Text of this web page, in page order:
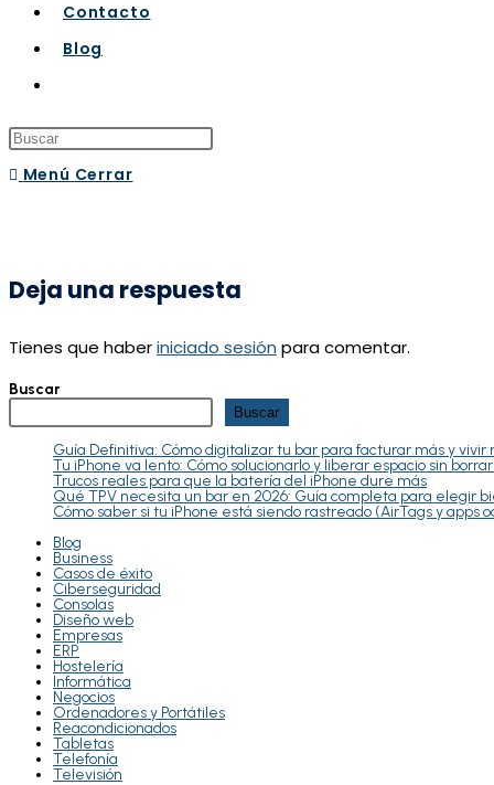
Contacto
Blog
Menú Cerrar
Deja una respuesta
Tienes que haberiniciado sesión para comentar.
Buscar
Buscar
Guía Definitiva: Cómo digitalizar tu bar para facturar más y vivir
Tu iPhone va lento: Cómo solucionarlo y liberar espacio sin
Trucos reales para que la batería del iPhone dure más
Qué TPV necesita un bar en 2026: Guía completa para elegir
Cómo saber si tu iPhone está siendo rastreado (AirTags y apps
Blog
Business
Casos de éxito
Ciberseguridad
Consolas
Diseño web
Empresas
ERP
Hostelería
Informática
Negocios
Ordenadores y Portátiles
Reacondicionados
Tabletas
Telefonía
Televisión